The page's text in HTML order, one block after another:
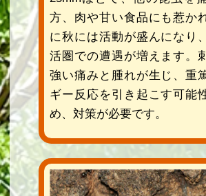
方、肉や甘い食品にも惹か
に秋には活動が盛んになり
活圏での遭遇が増えます。
強い痛みと腫れが生じ、重
ギー反応を引き起こす可能
め、対策が必要です。